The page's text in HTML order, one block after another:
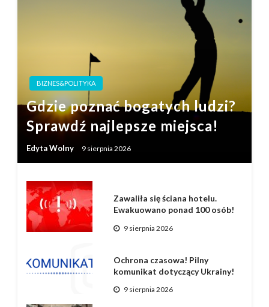
BIZNES&POLITYKA
Gdzie poznać bogatych ludzi?
Sprawdź najlepsze miejsca!
Edyta Wolny 9 sierpnia 2026
Zawaliła się ściana hotelu.
Ewakuowano ponad 100 osób!
9 sierpnia 2026
Ochrona czasowa! Pilny
komunikat dotyczący Ukrainy!
9 sierpnia 2026